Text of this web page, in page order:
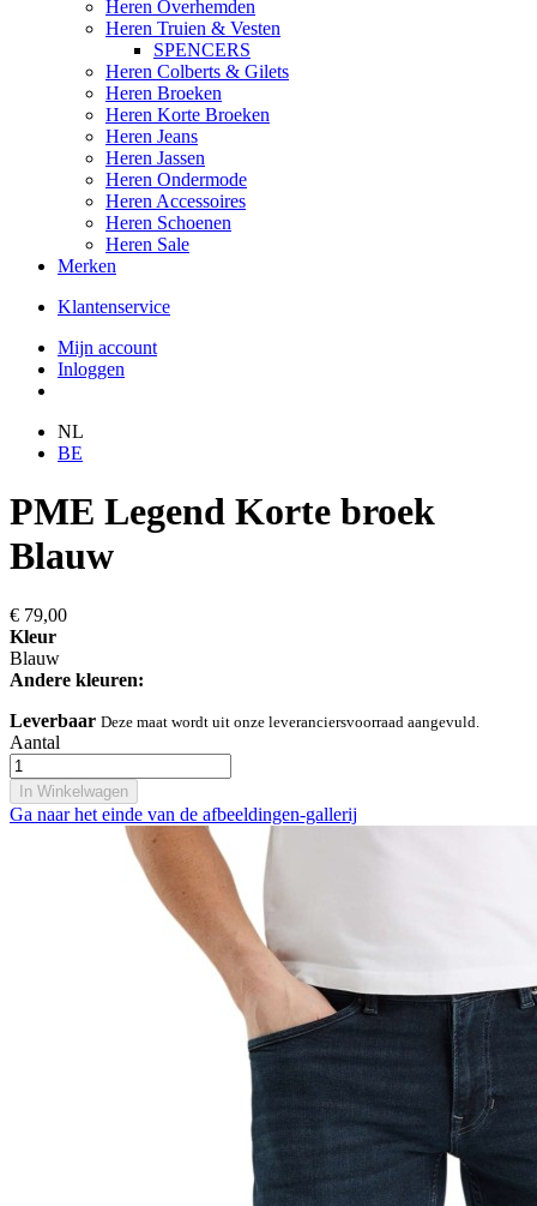
Heren Overhemden
Heren Truien & Vesten
SPENCERS
Heren Colberts & Gilets
Heren Broeken
Heren Korte Broeken
Heren Jeans
Heren Jassen
Heren Ondermode
Heren Accessoires
Heren Schoenen
Heren Sale
Merken
Klantenservice
Mijn account
Inloggen
NL
BE
PME Legend Korte broek
Blauw
€ 79,00
Kleur
Blauw
Andere kleuren:
Leverbaar Deze maat wordt uit onze leveranciersvoorraad aangevuld.
Aantal
In Winkelwagen
Ga naar het einde van de afbeeldingen-gallerij